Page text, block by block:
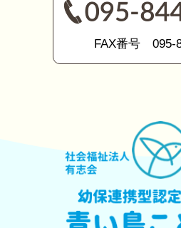
FAX番号 095-